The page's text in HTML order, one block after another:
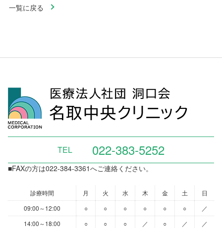
一覧に戻る
TEL 022-383-5252
■FAXの方は022-384-3361へご連絡ください。
診療時間 月 火 水 木 金 土
日
09:00～12:00
○ ○ ○ ○ ○ ○
／
14:00～18:00
○ ○ ○ ／ ○ ／ ／